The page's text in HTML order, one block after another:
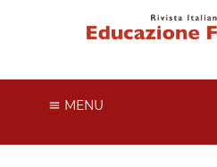
MENU